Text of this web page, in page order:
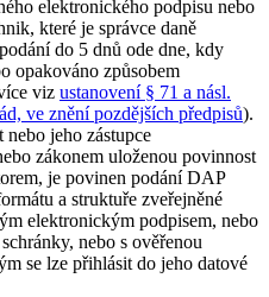
elektronického podpisu nebo
které je správce daně
do 5 dnů ode dne, kdy
opakováno způsobem
viz ustanovení § 71 a násl.
ve znění pozdějších předpisů).
jeho zástupce
zákonem uloženou povinnost
je povinen podání DAP
a struktuře zveřejněné
elektronickým podpisem, nebo
nebo s ověřenou
se lze přihlásit do jeho datové